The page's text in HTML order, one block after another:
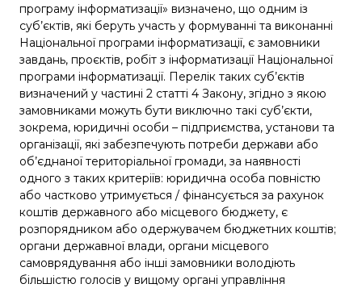
програму інформатизації» визначено, що одним із
суб’єктів, які беруть участь у формуванні та виконанні
Національної програми інформатизації, є замовники
завдань, проєктів, робіт з інформатизації Національної
програми інформатизації. Перелік таких суб’єктів
визначений у частині 2 статті 4 Закону, згідно з якою
замовниками можуть бути виключно такі суб’єкти,
зокрема, юридичні особи – підприємства, установи та
організації, які забезпечують потреби держави або
об’єднаної територіальної громади, за наявності
одного з таких критеріїв: юридична особа повністю
або частково утримується / фінансується за рахунок
коштів державного або місцевого бюджету, є
розпорядником або одержувачем бюджетних коштів;
органи державної влади, органи місцевого
самоврядування або інші замовники володіють
більшістю голосів у вищому органі управління